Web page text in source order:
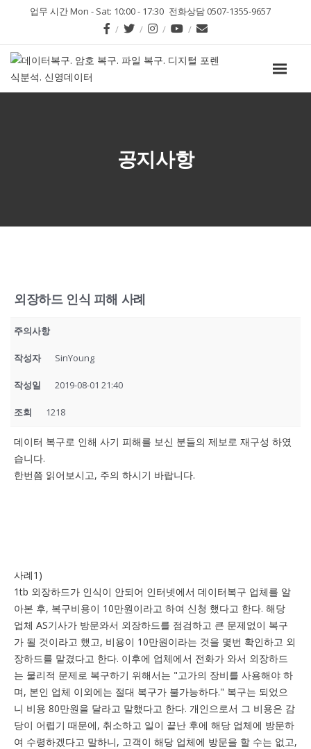
업무 시간 Mon - Sat: 10:00 - 17:30 전화상담 0507-1355-9657
공지사항
외장하드 인식 피해 사례
주의사항
작성자 SinYoung
작성일 2019-08-01 21:40
조회 1218
데이터 복구로 인해 사기 피해를 보신 분들의 제보로 재구성 하였
습니다.
한번쯤 읽어보시고, 주의 하시기 바랍니다.
사례1)
1tb 외장하드가 인식이 안되어 인터넷에서 데이터복구 업체를 알
아본 후, 복구비용이 10만원이라고 하여 신청 했다고 한다. 해당
업체 AS기사가 방문와서 외장하드를 점검하고 큰 문제없이 복구
가 될 것이라고 했고, 비용이 10만원이라는 것을 몇번 확인하고 외
장하드를 맡겼다고 한다. 이후에 업체에서 전화가 와서 외장하드
는 물리적 문제로 복구하기 위해서는 "고가의 장비를 사용해야 하
며, 본인 업체 이외에는 절대 복구가 불가능하다." 복구는 되었으
니 비용 80만원을 달라고 말했다고 한다. 개인으로서 그 비용은 감
당이 어렵기 때문에, 취소하고 일이 끝난 후에 해당 업체에 방문하
여 수령하겠다고 말하니, 고객이 해당 업체에 방문을 할 수는 없고,